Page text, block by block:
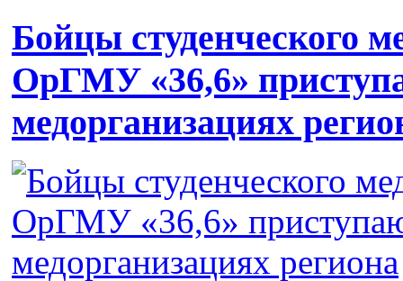
Бойцы студенческого
ОрГМУ «36,6»
медорганизациях